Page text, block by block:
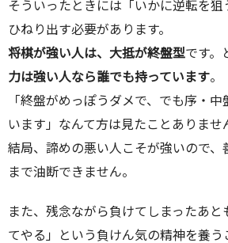
そういったときには「いかに逆転を狙
ひねり出す必要があります。
将棋が強い人は、大抵が終盤型です。
力は強い人なら誰でも持っています。
「終盤がめっぽうダメで、でも序・中
います」なんて方は見たことありませ
結局、諦めの悪い人こそが強いので、
まで油断できません。
また、残念ながら負けてしまったあと
てやる」という負けん気の精神を養う